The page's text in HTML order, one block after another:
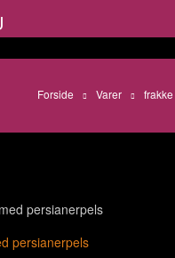
Forside Varer frakke
persianerpels